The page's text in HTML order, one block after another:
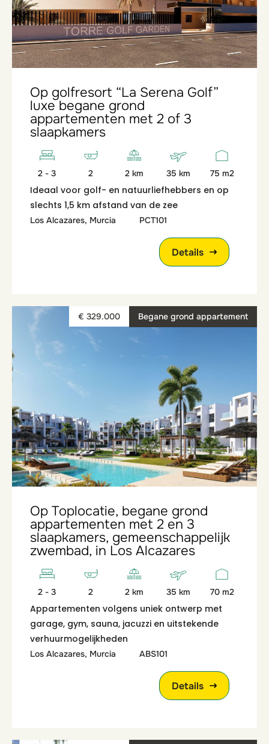
Op golfresort “La Serena Golf”
luxe begane grond
appartementen met 2 of 3
slaapkamers
2 - 3 2 2 km 35 km 75 m2
Ideaal voor golf- en natuurliefhebbers en op
slechts 1,5 km afstand van de zee
Los Alcazares, Murcia PCT101
Details
Begane grond appartement
€ 329.000
Op Toplocatie, begane grond
appartementen met 2 en 3
slaapkamers, gemeenschappelijk
zwembad, in Los Alcazares
2 - 3 2 2 km 35 km 70 m2
Appartementen volgens uniek ontwerp met
garage, gym, sauna, jacuzzi en uitstekende
verhuurmogelijkheden
Los Alcazares, Murcia ABS101
Details